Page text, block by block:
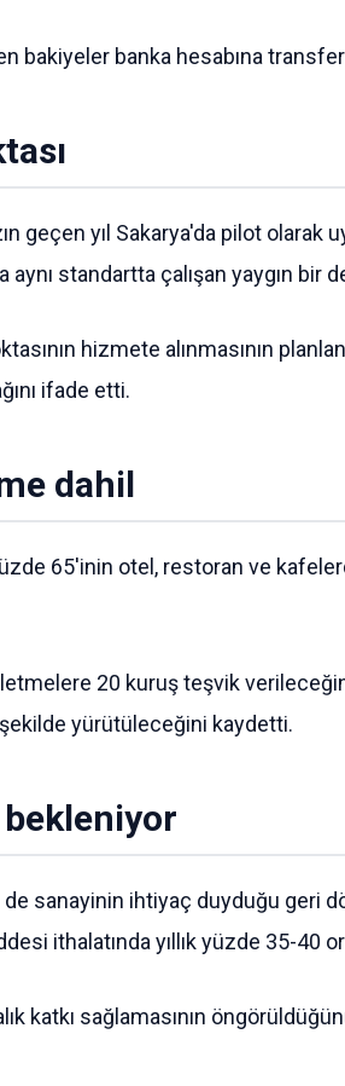
bakiyeler banka hesabına
yıl Sakarya'da pilot olarak
standartta çalışan yaygın bir
hizmete alınmasının
ifade etti.
dahil
65'inin otel, restoran ve
20 kuruş teşvik
yürütüleceğini kaydetti.
bekleniyor
de sanayinin ihtiyaç duyduğu
ithalatında yıllık yüzde 35-40
katkı sağlamasının